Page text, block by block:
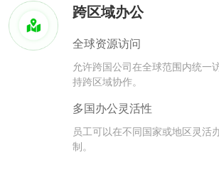
跨区域办公
全球资源访问
允许跨国公司在全球范围内统一
持跨区域协作。
多国办公灵活性
员工可以在不同国家或地区灵活
制。